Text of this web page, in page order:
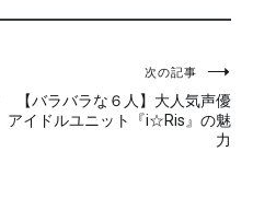
次の記事
【バラバラな６人】大人気声優
アイドルユニット『i☆Ris』の魅
力